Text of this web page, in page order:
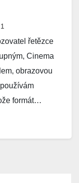
1
řetězce
Cinema
obrazovou
formát…